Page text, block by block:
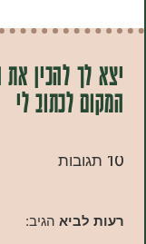
להכין את
לי
הגיב: